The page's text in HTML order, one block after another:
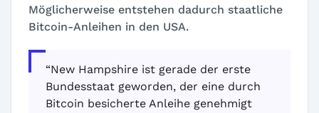
Möglicherweise entstehen dadurch staatliche
Bitcoin-Anleihen in den USA.
“New Hampshire ist gerade der erste
Bundesstaat geworden, der eine durch
Bitcoin besicherte Anleihe genehmigt